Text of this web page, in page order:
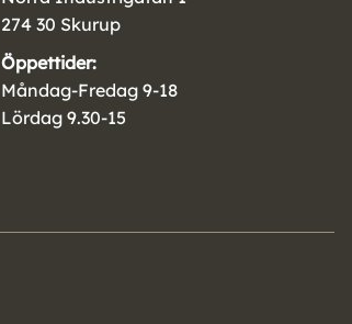
274 30 Skurup
Öppettider:
Måndag-Fredag 9-18
Lördag 9.30-15